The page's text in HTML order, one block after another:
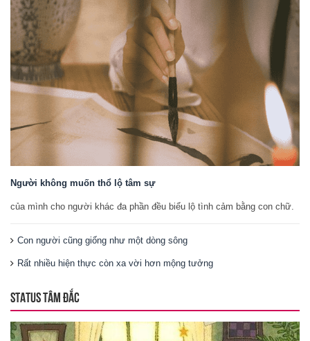
Người không muốn thổ lộ tâm sự
của mình cho người khác đa phần đều biểu lộ tình cảm bằng con chữ.
Con người cũng giống như một dòng sông
Rất nhiều hiện thực còn xa vời hơn mộng tưởng
STATUS TÂM ĐẮC